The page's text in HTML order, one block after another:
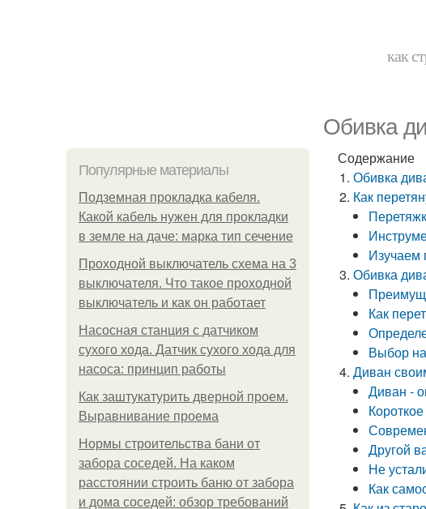
как
Обивка
Популярные материалы
Подземная прокладка кабеля.
Какой кабель нужен для прокладки
в земле на даче: марка тип сечение
Проходной выключатель схема на 3
выключателя. Что такое проходной
выключатель и как он работает
Насосная станция с датчиком
сухого хода. Датчик сухого хода для
насоса: принцип работы
Как заштукатурить дверной проем.
Выравнивание проема
Нормы строительства бани от
забора соседей. На каком
расстоянии строить баню от забора
и дома соседей: обзор требований
Содержание
Обивка
Как
Изучаем
Обивка
Как
Выбор
Диван
Диван -
Другой
Не
Как